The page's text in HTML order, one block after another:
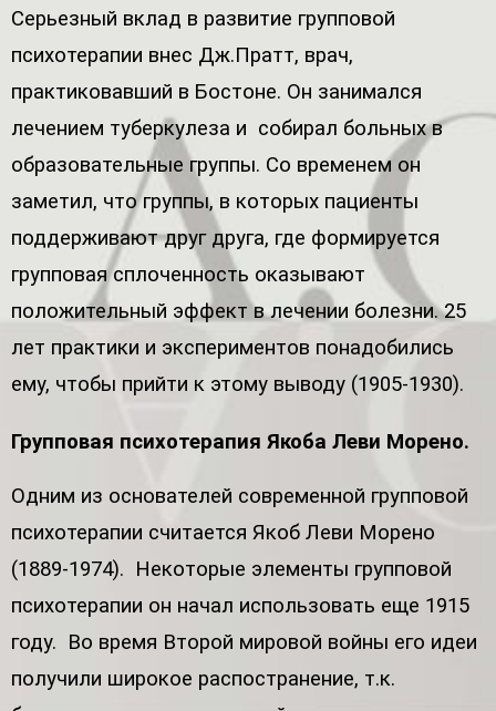
Серьезный вклад в развитие групповой
психотерапии внес Дж.Пратт, врач,
практиковавший в Бостоне. Он занимался
лечением туберкулеза и собирал больных в
образовательные группы. Со временем он
заметил, что группы, в которых пациенты
поддерживают друг друга, где формируется
групповая сплоченность оказывают
положительный эффект в лечении болезни. 25
лет практики и экспериментов понадобились
ему, чтобы прийти к этому выводу (1905-1930).
Групповая психотерапия Якоба Леви Морено.
Одним из основателей современной групповой
психотерапии считается Якоб Леви Морено
(1889-1974). Некоторые элементы групповой
психотерапии он начал использовать еще 1915
году. Во время Второй мировой войны его идеи
получили широкое распостранение, т.к.